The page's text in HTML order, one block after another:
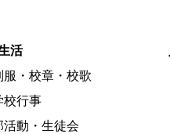
活
服・校章・校歌
校行事
活動・生徒会